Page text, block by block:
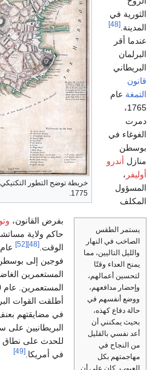
في بوسطن عام
هتشنسون، نائب
في ذلك
عام 1768 أرسل البريطانيون
لقمع
هذا يرضي
مذبحة بوسطن
النار على حشد بدأ
المستعمرون
تم الترويج
الحركة الثورية